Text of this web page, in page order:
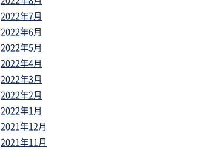
2022年7月
2022年6月
2022年5月
2022年4月
2022年3月
2022年2月
2022年1月
2021年12月
2021年11月